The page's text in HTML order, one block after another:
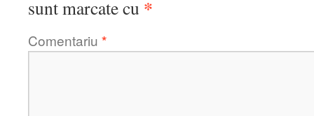
sunt marcate cu *
Comentariu *